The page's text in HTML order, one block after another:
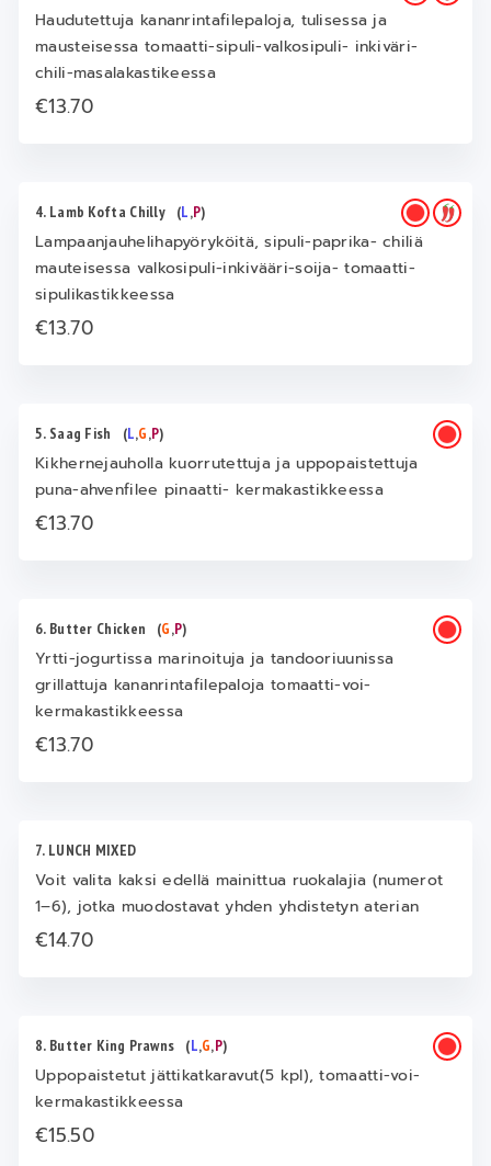
Haudutettuja kananrintafilepaloja, tulisessa ja
mausteisessa tomaatti-sipuli-valkosipuli- inkiväri-
chili-masalakastikeessa
€13.70
4. Lamb Kofta Chilly (L,P)
Lampaanjauhelihapyöryköitä, sipuli-paprika- chiliä
mauteisessa valkosipuli-inkivääri-soija- tomaatti-
sipulikastikkeessa
€13.70
5. Saag Fish (L,G,P)
Kikhernejauholla kuorrutettuja ja uppopaistettuja
puna-ahvenfilee pinaatti- kermakastikkeessa
€13.70
6. Butter Chicken (G,P)
Yrtti-jogurtissa marinoituja ja tandooriuunissa
grillattuja kananrintafilepaloja tomaatti-voi-
kermakastikkeessa
€13.70
7. LUNCH MIXED
Voit valita kaksi edellä mainittua ruokalajia (numerot
1–6), jotka muodostavat yhden yhdistetyn aterian
€14.70
8. Butter King Prawns (L,G,P)
Uppopaistetut jättikatkaravut(5 kpl), tomaatti-voi-
kermakastikkeessa
€15.50